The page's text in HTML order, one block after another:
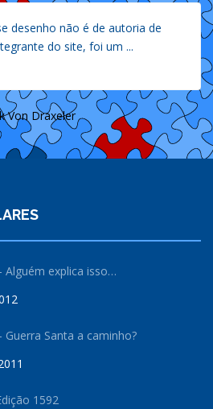
desenho não é de autoria de
do site, foi um ...
Von Draxeler
Alguém explica isso…
Guerra Santa a caminho?
1592